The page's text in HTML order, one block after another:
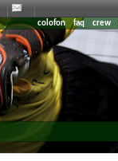
colofon faq crew